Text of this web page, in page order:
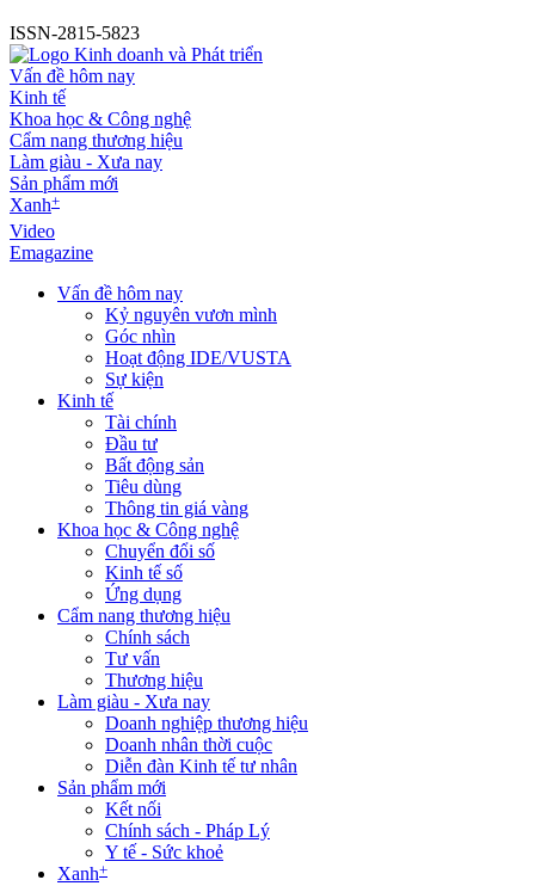
ISSN-2815-5823
Vấn đề hôm nay
Kinh tế
Khoa học & Công nghệ
Cẩm nang thương hiệu
Làm giàu - Xưa nay
Sản phẩm mới
Xanh+
Video
Emagazine
Vấn đề hôm nay
Kỷ nguyên vươn mình
Góc nhìn
Hoạt động IDE/VUSTA
Sự kiện
Kinh tế
Tài chính
Đầu tư
Bất động sản
Tiêu dùng
Thông tin giá vàng
Khoa học & Công nghệ
Chuyển đổi số
Kinh tế số
Ứng dụng
Cẩm nang thương hiệu
Chính sách
Tư vấn
Thương hiệu
Làm giàu - Xưa nay
Doanh nghiệp thương hiệu
Doanh nhân thời cuộc
Diễn đàn Kinh tế tư nhân
Sản phẩm mới
Kết nối
Chính sách - Pháp Lý
Y tế - Sức khoẻ
Xanh+